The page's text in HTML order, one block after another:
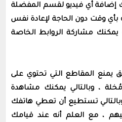
إضافة أي فيديو لقسم المفضلة
وقت دون الحاجة لإعادة نفس
مشاركة الروابط الخاصة
المقاطع التي تحتوي على
، وبالتالي يمكنك مشاهدة
تستطيع أن تعطي هاتفك
، مع العلم أنه عند قيامك